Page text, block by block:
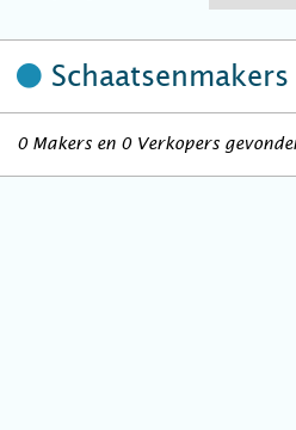
Schaatsenmakers
0 Makers en 0 Verkopers